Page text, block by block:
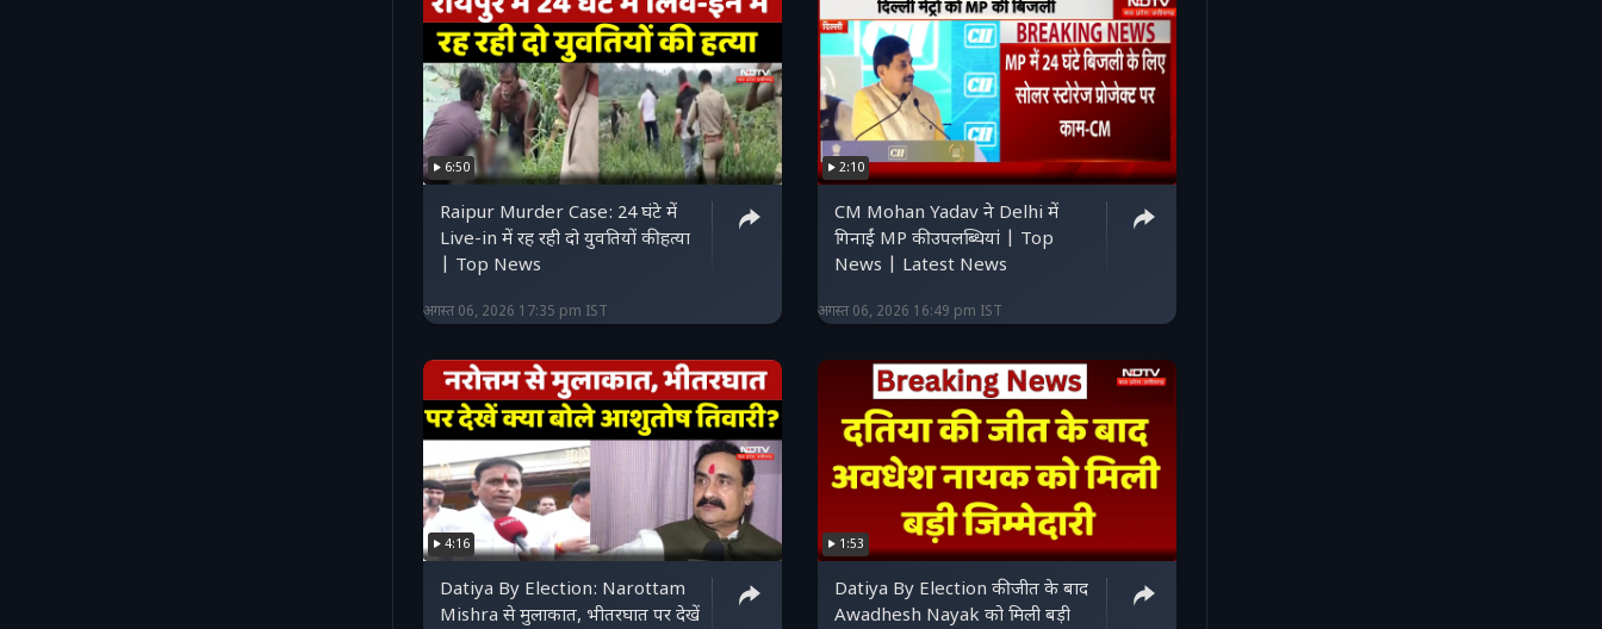
6:50
Raipur Murder Case: 24 घंटे में
Live-in में रह रही दो युवतियों की हत्या
| Top News
अगस्त 06, 2026 17:35 pm IST
2:10
CM Mohan Yadav ने Delhi में
गिनाईं MP की उपलब्धियां | Top
News | Latest News
अगस्त 06, 2026 16:49 pm IST
4:16
Datiya By Election: Narottam
Mishra से मुलाकात, भीतरघात पर देखें
1:53
Datiya By Election की जीत के बाद
Awadhesh Nayak को मिली बड़ी